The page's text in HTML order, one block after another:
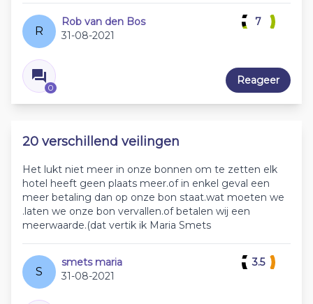
R
Rob van den Bos
31-08-2021
0
7
Reageer
20 verschillend veilingen
Het lukt niet meer in onze bonnen om te zetten elk
hotel heeft geen plaats meer.of in enkel geval een
meer betaling dan op onze bon staat.wat moeten we
.laten we onze bon vervallen.of betalen wij een
meerwaarde.(dat vertik ik Maria Smets
S
smets maria
31-08-2021
3.5